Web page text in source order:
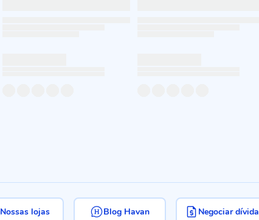
Nossas lojas Blog Havan Negociar dívida